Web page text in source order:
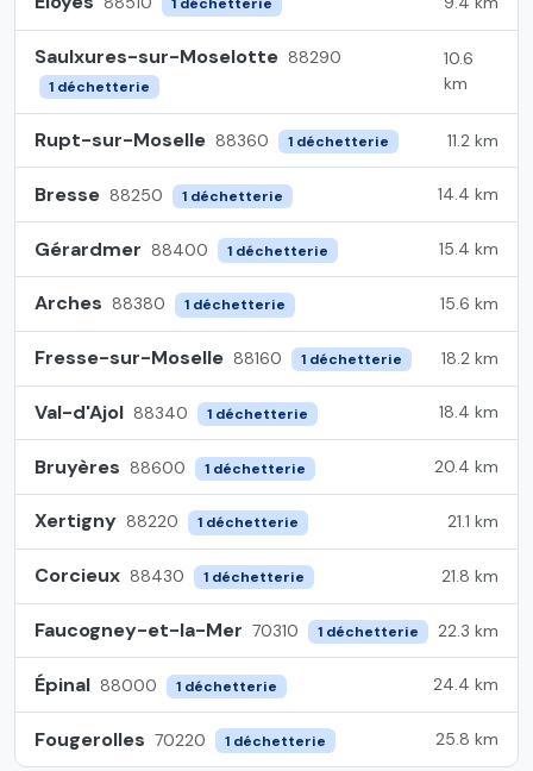
1 déchetterie
Saulxures-sur-Moselotte 88290
1 déchetterie
10.6
km
Rupt-sur-Moselle 88360 1 déchetterie 11.2 km
Bresse 88250 1 déchetterie 14.4 km
Gérardmer 88400 1 déchetterie 15.4 km
Arches 88380 1 déchetterie 15.6 km
Fresse-sur-Moselle 88160 1 déchetterie 18.2 km
Val-d'Ajol 88340 1 déchetterie 18.4 km
Bruyères 88600 1 déchetterie 20.4 km
Xertigny 88220 1 déchetterie 21.1 km
Corcieux 88430 1 déchetterie 21.8 km
Faucogney-et-la-Mer 70310 1 déchetterie 22.3 km
Épinal 88000 1 déchetterie 24.4 km
Fougerolles 70220 1 déchetterie 25.8 km